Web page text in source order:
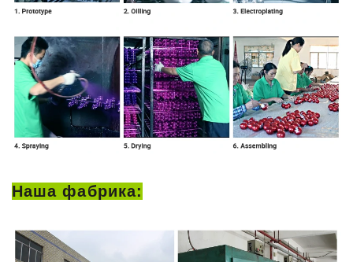
Наша фабрика: